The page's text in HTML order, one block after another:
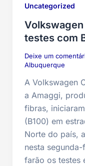
Uncategorized
testes com
Deixe um
Albuquerque
A Volkswagen
a Amaggi,
fibras,
(B100) em
Norte do país,
nesta
farão os testes